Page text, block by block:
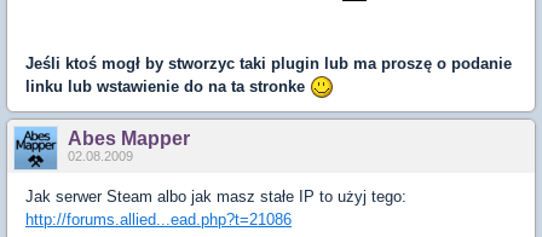
Jeśli ktoś mogł by stworzyc taki plugin lub ma proszę o podanie
linku lub wstawienie do na ta stronke
Abes Mapper
02.08.2009
Jak serwer Steam albo jak masz stałe IP to użyj tego:
http://forums.allied...ead.php?t=21086